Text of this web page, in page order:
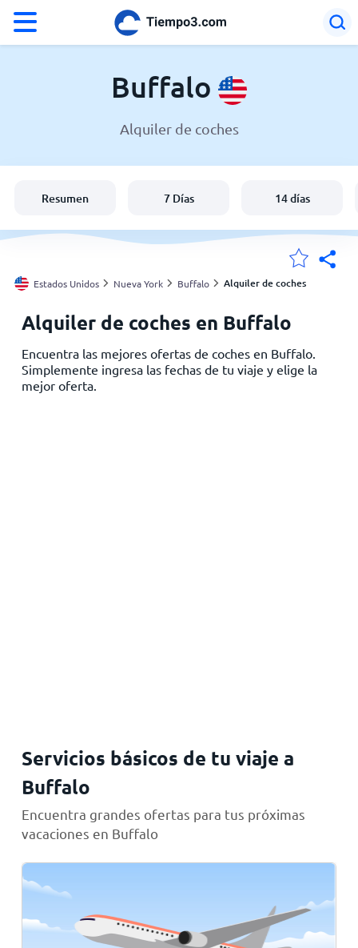
El clima en Buffalo
España
Argentina
Mis ubicaciones
Inicio
Buffalo
Alquiler de coches
Resumen 7 Días 14 días
Estados Unidos Nueva York Buffalo Alquiler de coches
Alquiler de coches en Buffalo
Encuentra las mejores ofertas de coches en Buffalo.
Simplemente ingresa las fechas de tu viaje y elige la
mejor oferta.
Servicios básicos de tu viaje a
Buffalo
Encuentra grandes ofertas para tus próximas
vacaciones en Buffalo